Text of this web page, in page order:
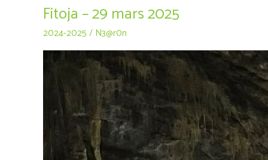
Fitoja – 29 mars 2025
2024-2025 / N3@r0n
Fitoja
29
mars